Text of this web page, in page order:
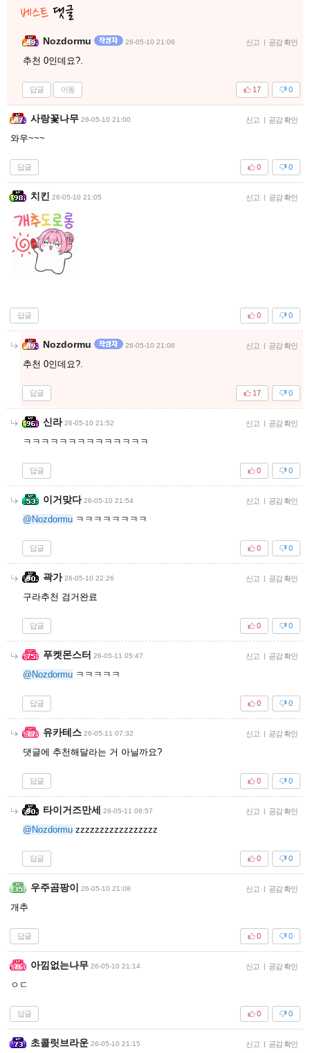
Nozdormu 26-05-10 21:06 신고 | 공감 확인
추천 0인데요?.
답글 이동 0
17
사랑꽃나무 26-05-10 21:00 신고 | 공감 확인
와우~~~
답글 0
0
치킨 26-05-10 21:05 신고 | 공감 확인
답글 0
0
Nozdormu 26-05-10 21:06 신고 | 공감 확인
추천 0인데요?.
답글 0
17
신라 26-05-10 21:52 신고 | 공감 확인
ㅋㅋㅋㅋㅋㅋㅋㅋㅋㅋㅋㅋㅋㅋ
답글 0
0
이거맞다 26-05-10 21:54 신고 | 공감 확인
@Nozdormu ㅋㅋㅋㅋㅋㅋㅋㅋ
답글 0
0
곽가 26-05-10 22:26 신고 | 공감 확인
구라추천 검거완료
답글 0
0
푸켓몬스터 26-05-11 05:47 신고 | 공감 확인
@Nozdormu ㅋㅋㅋㅋㅋ
답글 0
0
유카테스 26-05-11 07:32 신고 | 공감 확인
댓글에 추천해달라는 거 아닐까요?
답글 0
0
타이거즈만세 26-05-11 08:57 신고 | 공감 확인
@Nozdormu zzzzzzzzzzzzzzzzz
답글 0
0
우주곰팡이 26-05-10 21:08 신고 | 공감 확인
개추
답글 0
0
아낌없는나무 26-05-10 21:14 신고 | 공감 확인
ㅇㄷ
답글 0
0
초콜릿브라운 26-05-10 21:15 신고 | 공감 확인